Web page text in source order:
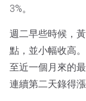
3%。
週二早些時候，
點，並小幅收高
至近一個月來的
連續第二天錄得漲